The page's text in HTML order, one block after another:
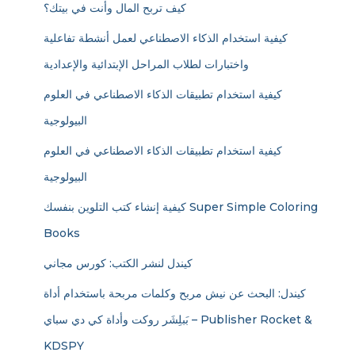
كيف تربح المال وأنت في بيتك؟
كيفية استخدام الذكاء الاصطناعي لعمل أنشطة تفاعلية
واختبارات لطلاب المراحل الإبتدائية والإعدادية
كيفية استخدام تطبيقات الذكاء الاصطناعي في العلوم
كيفية استخدام تطبيقات الذكاء الاصطناعي في العلوم
كيفية إنشاء كتب التلوين بنفسك Super Simple Coloring
Books
كيندل لنشر الكتب: كورس مجاني
كيندل: البحث عن نيش مربح وكلمات مربحة باستخدام أداة
بَبلِشَر روكت وأداة كي دي سباي – Publisher Rocket &
KDSPY